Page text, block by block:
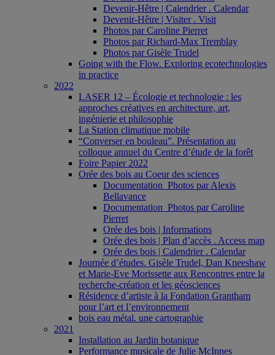
Devenir-Hêtre | Calendrier . Calendar
Devenir-Hêtre | Visiter . Visit
Photos par Caroline Pierret
Photos par Richard-Max Tremblay
Photos par Gisèle Trudel
Going with the Flow. Exploring ecotechnologies
in practice
2022
LASER 12 – Écologie et technologie : les
approches créatives en architecture, art,
ingénierie et philosophie
La Station climatique mobile
“Converser en bouleau”. Présentation au
colloque annuel du Centre d’étude de la forêt
Foire Papier 2022
Orée des bois au Coeur des sciences
Documentation_Photos par Alexis
Bellavance
Documentation_Photos par Caroline
Pierret
Orée des bois | Informations
Orée des bois | Plan d’accès . Access map
Orée des bois | Calendrier . Calendar
Journée d’études. Gisèle Trudel, Dan Kneeshaw
et Marie-Eve Morissette aux Rencontres entre la
recherche-création et les géosciences
Résidence d’artiste à la Fondation Grantham
pour l’art et l’environnement
bois eau métal. une cartographie
2021
Installation au Jardin botanique
Performance musicale de Julie McInnes